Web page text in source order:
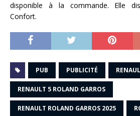
disponible à la commande. Elle
Confort.
PUB PUBLICITÉ
RENAULT 5 ROLAND GARROS
RENAULT ROLAND GARROS 2025